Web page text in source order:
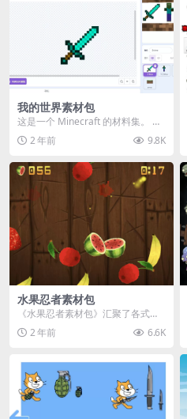
我的世界素材包
这是一个 Minecraft 的材料集。 操
作方法如下： 工具 → 右箭头 怪物...
2 年前 9.8K
水果忍者素材包
《水果忍者素材包》汇聚了各式鲜
美诱人的水果图像与清脆悦耳的切
割音效，专为追求极致...
2 年前 6.6K